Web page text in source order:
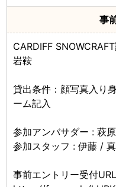
事
CARDIFF
岩鞍
貸出条件：顔写真入り
ーム記入
参加アンバサダー : 萩
参加スタッフ : 伊藤 /
事前エントリー受付URL